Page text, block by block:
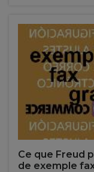
Ce que Freud
de exemple